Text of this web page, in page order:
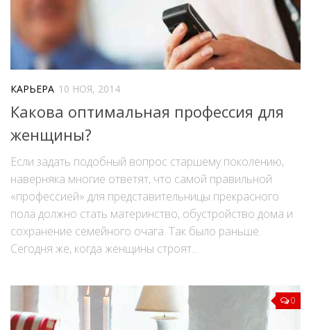
КАРЬЕРА 10 НОЯ, 2014
Какова оптимальная профессия для
женщины?
Если задать подобный вопрос старшему поколению,
наверняка многие ответят, что самой правильной
«профессией» для представительницы прекрасного
пола должно стать материнство, обустройство дома и
сохранение семейного очага. Так было раньше.
Сегодня же, когда женщины строят...
0